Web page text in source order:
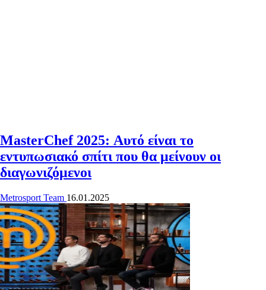
MasterChef 2025: Αυτό είναι το
εντυπωσιακό σπίτι που θα μείνουν οι
διαγωνιζόμενοι
Metrosport Team 16.01.2025